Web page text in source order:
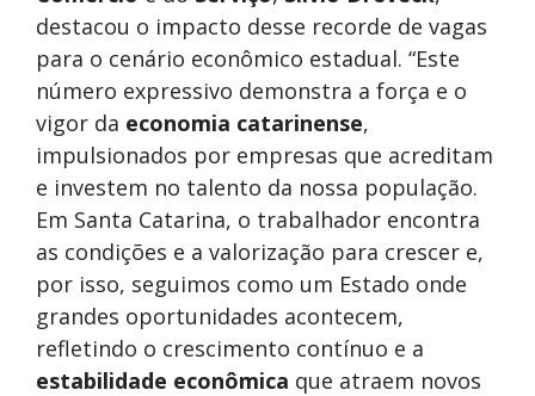
destacou o impacto desse recorde de vagas
para o cenário econômico estadual. “Este
número expressivo demonstra a força e o
vigor da economia catarinense,
impulsionados por empresas que acreditam
e investem no talento da nossa população.
Em Santa Catarina, o trabalhador encontra
as condições e a valorização para crescer e,
por isso, seguimos como um Estado onde
grandes oportunidades acontecem,
refletindo o crescimento contínuo e a
estabilidade econômica que atraem novos